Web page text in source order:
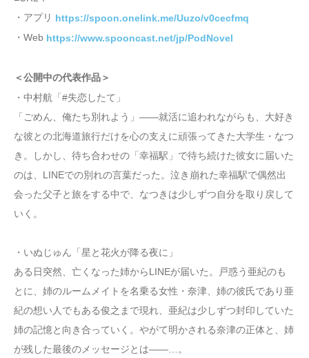
・アプリ https://spoon.onelink.me/Uuzo/v0cecfmq
・Web https://www.spooncast.net/jp/PodNovel
＜公開中の代表作品＞
・中村航「#失恋したて」
「ごめん、俺たち別れよう」――就活に追われながらも、大好き
な彼との北海道旅行だけを心の支えに頑張ってきた大学生・なつ
き。しかし、待ち合わせの「幸福駅」で待ち続けた彼女に届いた
のは、LINEでの別れの言葉だった。泣き崩れた幸福駅で偶然出
会った父子と旅をする中で、なつきは少しずつ自分を取り戻して
いく。
・いぬじゅん「星と花火が降る夜に」
ある日突然、亡くなった姉からLINEが届いた。戸惑う亜紀のも
とに、姉のルームメイトを名乗る女性・奈津、姉の彼氏であり亜
紀の想い人でもある俊之まで現れ、亜紀は少しずつ封印していた
姉の記憶と向き合っていく。やがて明かされる奈津の正体と、姉
が残した最後のメッセージとは――…。